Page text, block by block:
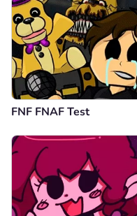
FNF FNAF Test